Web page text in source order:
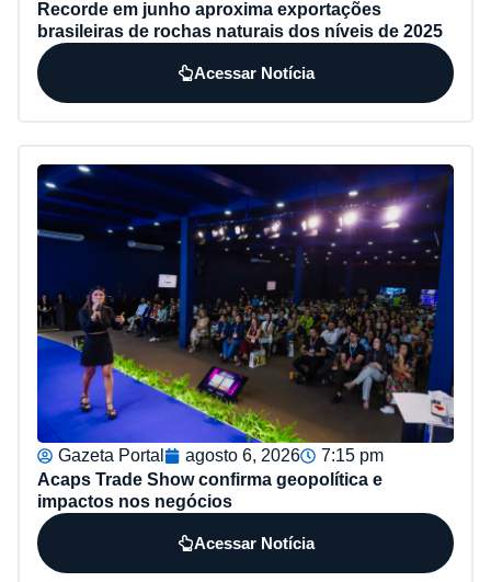
Recorde em junho aproxima exportações
brasileiras de rochas naturais dos níveis de 2025
Acessar Notícia
Gazeta Portal agosto 6, 2026
7:15 pm
Acaps Trade Show confirma geopolítica e
impactos nos negócios
Acessar Notícia